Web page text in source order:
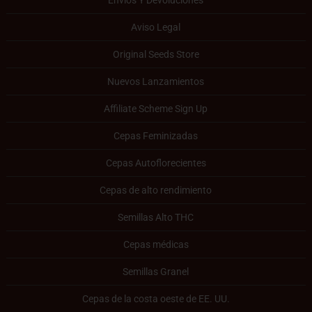
Aviso Legal
Original Seeds Store
Nuevos Lanzamientos
Affiliate Scheme Sign Up
Cepas Feminizadas
Cepas Autoflorecientes
Cepas de alto rendimiento
Semillas Alto THC
Cepas médicas
Semillas Granel
Cepas de la costa oeste de EE. UU.